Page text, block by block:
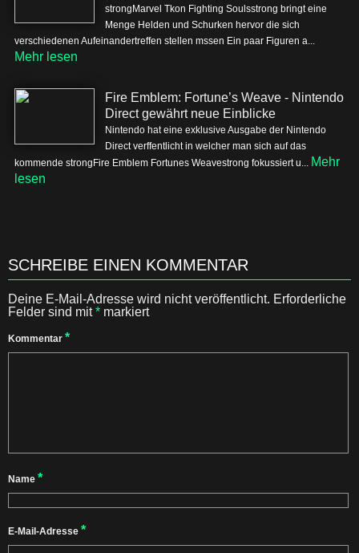
strongMarvel Tkon Fighting Soulsstrong bringt eine
Menge Helden und Schurken hervor die sich
verschiedenen Aufeinandertreffen stellen mssen Ein paar Figuren a...
Mehr lesen
Fire Emblem: Fortune’s Weave - Nintendo
Direct gewährt neue Einblicke
Nintendo hat eine exklusive Ausgabe der Nintendo
Direct verffentlicht in welcher man sich auf das
kommende strongFire Emblem Fortunes Weavestrong fokussiert u... Mehr
lesen
SCHREIBE EINEN KOMMENTAR
Deine E-Mail-Adresse wird nicht veröffentlicht. Erforderliche
Felder sind mit* markiert
Kommentar *
Name *
E-Mail-Adresse *